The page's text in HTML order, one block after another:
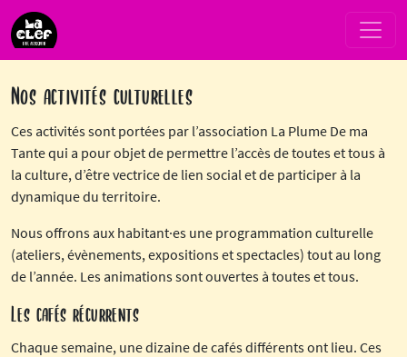
Passer au contenu
Navigation principale
Nos activités culturelles
Ces activités sont portées par l’association La Plume De ma
Tante qui a pour objet de permettre l’accès de toutes et tous à
la culture, d’être vectrice de lien social et de participer à la
dynamique du territoire.
Nous offrons aux habitant·es une programmation culturelle
(ateliers, évènements, expositions et spectacles) tout au long
de l’année. Les animations sont ouvertes à toutes et tous.
Les cafés récurrents
Chaque semaine, une dizaine de cafés différents ont lieu. Ces